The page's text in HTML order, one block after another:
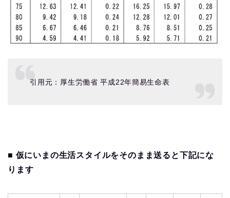
引用元：厚生労働省 平成22年簡易生命表
■ 仮にいまの生活スタイルをそのまま送ると下記にな
ります